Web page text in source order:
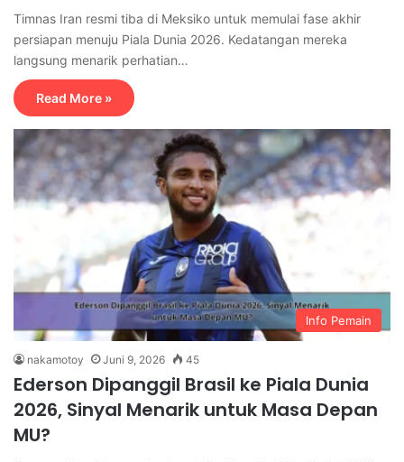
Timnas Iran resmi tiba di Meksiko untuk memulai fase akhir
persiapan menuju Piala Dunia 2026. Kedatangan mereka
langsung menarik perhatian…
Read More »
Info Pemain
nakamotoy Juni 9, 2026 45
Ederson Dipanggil Brasil ke Piala Dunia
2026, Sinyal Menarik untuk Masa Depan
MU?